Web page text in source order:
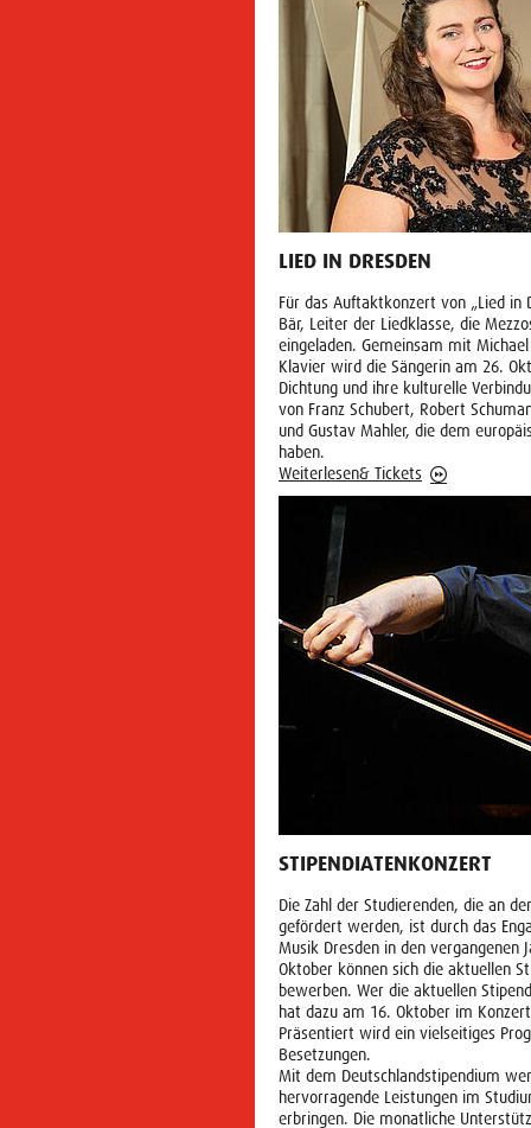
LIED IN DRESDEN
Für das Auftaktkonzert von „Lied in
Bär, Leiter der Liedklasse, die
eingeladen. Gemeinsam mit
Klavier wird die Sängerin am 26.
Dichtung und ihre kulturelle
von Franz Schubert, Robert
und Gustav Mahler, die dem
haben.
Weiterlesen& Tickets
STIPENDIATENKONZERT
Die Zahl der Studierenden, die an
gefördert werden, ist durch das
Musik Dresden in den vergangenen
Oktober können sich die aktuellen
bewerben. Wer die aktuellen
hat dazu am 16. Oktober im
Präsentiert wird ein vielseitiges
Besetzungen.
Mit dem Deutschlandstipendium
hervorragende Leistungen im
erbringen. Die monatliche